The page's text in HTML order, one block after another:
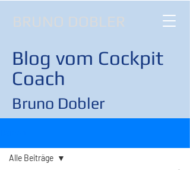
BRUNO DOBLER
Blog vom Cockpit
Coach
Bruno Dobler
Alle Beiträge